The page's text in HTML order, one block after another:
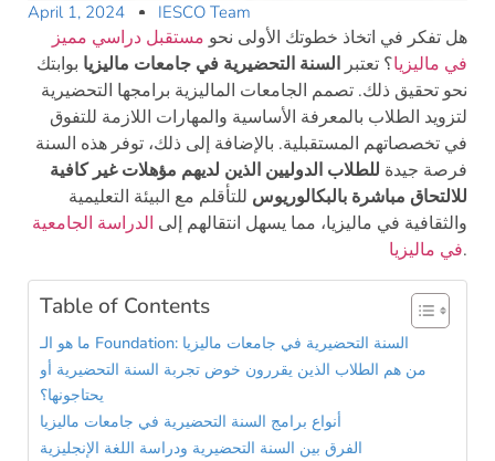
April 1, 2024 IESCO Team
هل تفكر في اتخاذ خطوتك الأولى نحو مستقبل دراسي مميز
في ماليزيا؟ تعتبر السنة التحضيرية في جامعات ماليزيا بوابتك
نحو تحقيق ذلك. تصمم الجامعات الماليزية برامجها التحضيرية
لتزويد الطلاب بالمعرفة الأساسية والمهارات اللازمة للتفوق
في تخصصاتهم المستقبلية. بالإضافة إلى ذلك، توفر هذه السنة
فرصة جيدة للطلاب الدوليين الذين لديهم مؤهلات غير كافية
للالتحاق مباشرة بالبكالوريوس للتأقلم مع البيئة التعليمية
والثقافية في ماليزيا، مما يسهل انتقالهم إلى الدراسة الجامعية
في ماليزيا.
Table of Contents
ما هو الـ Foundation: السنة التحضيرية في جامعات ماليزيا
من هم الطلاب الذين يقررون خوض تجربة السنة التحضيرية أو
يحتاجونها؟
أنواع برامج السنة التحضيرية في جامعات ماليزيا
الفرق بين السنة التحضيرية ودراسة اللغة الإنجليزية